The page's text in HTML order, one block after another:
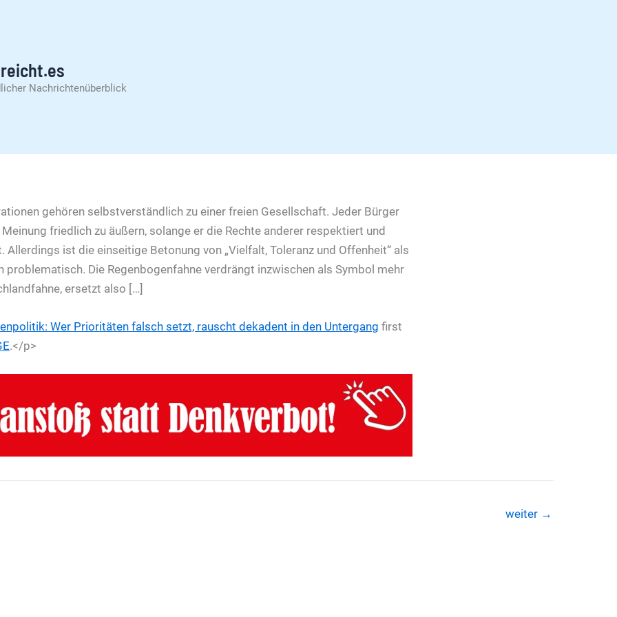
Nachrichtenüberblick
gehören selbstverständlich zu einer freien Gesellschaft. Jeder Bürger
friedlich zu äußern, solange er die Rechte anderer respektiert und
Allerdings ist die einseitige Betonung von „Vielfalt, Toleranz und Offenheit“ als
problematisch. Die Regenbogenfahne verdrängt inzwischen als Symbol mehr
ersetzt also […]
Wer Prioritäten falsch setzt, rauscht dekadent in den Untergang first
.</p>
weiter →